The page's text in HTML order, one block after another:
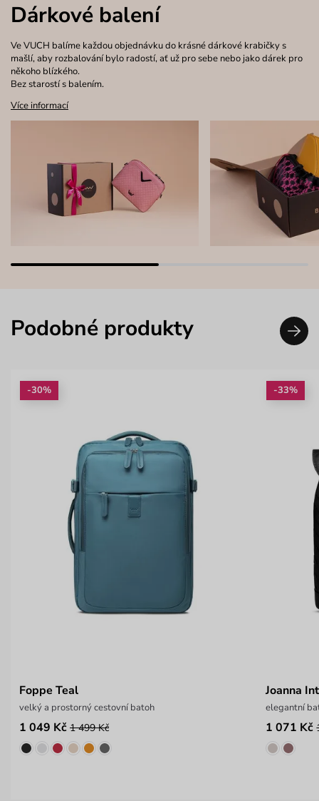
Dárkové balení
Ve VUCH balíme každou objednávku do krásné dárkové krabičky s
mašlí, aby rozbalování bylo radostí, ať už pro sebe nebo jako dárek pro
někoho blízkého.
Bez starostí s balením.
Více informací
Podobné produkty
-30%
Foppe Teal
velký a prostorný cestovní batoh
1 049 Kč 1 499 Kč
-33%
Joanna
elegantní
1 071 Kč